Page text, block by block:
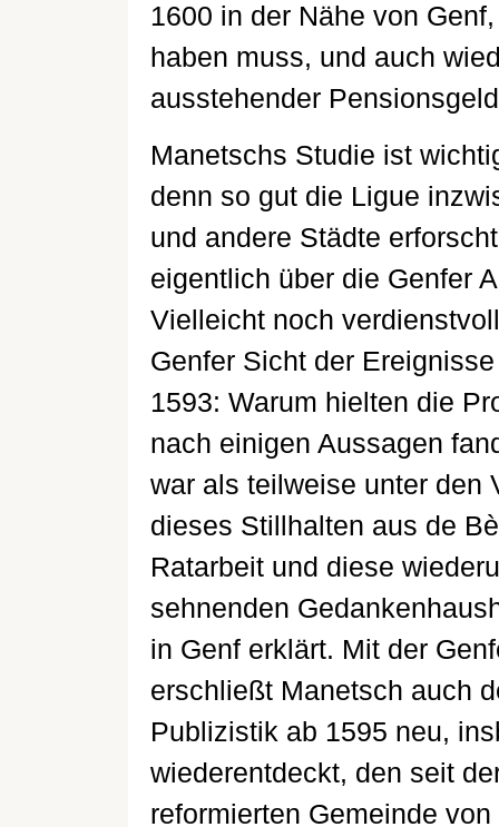
1600 in der Nähe von
haben muss, und auch
ausstehender
Manetschs Studie ist
denn so gut die Ligue
und andere Städte
eigentlich über die Genfer
Vielleicht noch
Genfer Sicht der
1593: Warum hielten die
nach einigen Aussagen
war als teilweise unter den
dieses Stillhalten aus de
Ratarbeit und diese
sehnenden
in Genf erklärt. Mit der
erschließt Manetsch auch
Publizistik ab 1595 neu,
wiederentdeckt, den seit
reformierten Gemeinde